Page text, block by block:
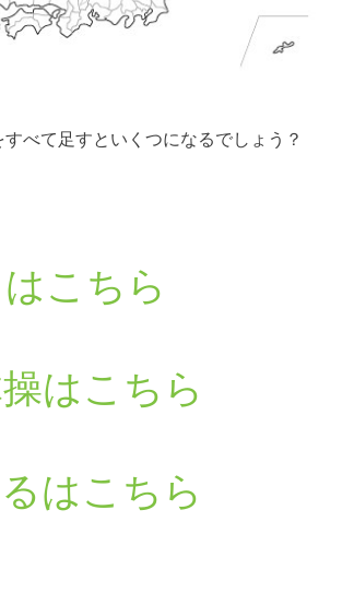
べて足すといくつになるでしょう？
こちら
はこちら
はこちら